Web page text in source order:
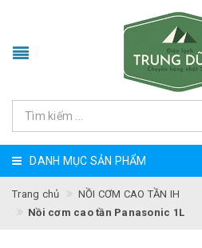
DANH MỤC SẢN PHẨM
Trang chủ
NỒI CƠM CAO TẦN IH
Nồi cơm cao tần Panasonic 1L